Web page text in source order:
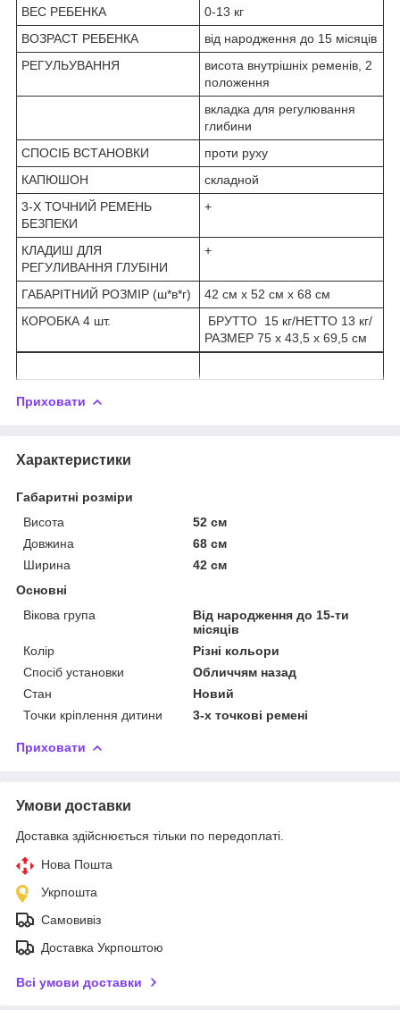
ВЕС РЕБЕНКА
0-13 кг
ВОЗРАСТ РЕБЕНКА
від народження до 15 місяців
РЕГУЛЬУВАННЯ
висота внутрішніх ременів, 2
положення
вкладка для регулювання
глибини
СПОСІБ ВСТАНОВКИ
проти руху
КАПЮШОН
складной
3-Х ТОЧНИЙ РЕМЕНЬ
БЕЗПЕКИ
+
КЛАДИШ ДЛЯ
РЕГУЛИВАННЯ ГЛУБІНИ
+
ГАБАРІТНИЙ РОЗМІР (ш*в*г)
42 см х 52 см х 68 см
КОРОБКА 4 шт.
БРУТТО 15 кг/НЕТТО 13 кг/
РАЗМЕР 75 х 43,5 х 69,5 см
Приховати
Характеристики
Габаритні розміри
Висота
52 см
Довжина
68 см
Ширина
42 см
Основні
Вікова група
Від народження до 15-ти
місяців
Колір
Різні кольори
Спосіб установки
Обличчям назад
Стан
Новий
Точки кріплення дитини
3-х точкові ремені
Приховати
Умови доставки
Доставка здійснюється тільки по передоплаті.
Нова Пошта
Укрпошта
Самовивіз
Доставка Укрпоштою
Всі умови доставки